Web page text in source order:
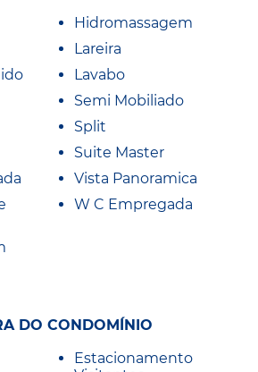
Hidromassagem
Lareira
Lavabo
Semi Mobiliado
Split
Suite Master
Vista Panoramica
W C Empregada
DO CONDOMÍNIO
Estacionamento